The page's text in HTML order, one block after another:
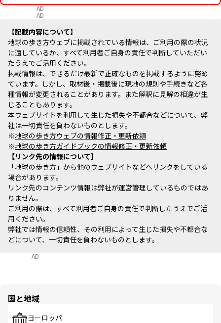
AD
AD
記載内容について
地球の歩き方ウェブに掲載されている情報は、ご利用の際の状況
に適しているか、すべて利用者ご自身の責任で判断していただい
たうえでご活用ください。
掲載情報は、できるだけ最新で正確なものを掲載するように努め
ています。しかし、取材後・掲載後に現地の規則や手続きなど各
種情報が変更されることがあります。また解釈に見解の相違が生
じることもあります。
本ウェブサイトを利用して生じた損失や不都合などについて、弊
社は一切責任を負わないものとします。
※地球の歩き方ウェブの情報修正・更新依頼
※地球の歩き方ガイドブックの情報修正・更新依頼
リンク先の情報について
「地球の歩き方」から他のウェブサイトなどへリンクをしている
場合があります。
リンク先のコンテンツ情報は弊社が運営管理しているものではあ
りません。
ご利用の際は、すべて利用者ご自身の責任で判断したうえでご活
用ください。
弊社では情報の信頼性、その利用によって生じた損失や不都合な
どについて、一切責任を負わないものとします。
AD
国と地域
ヨーロッパ